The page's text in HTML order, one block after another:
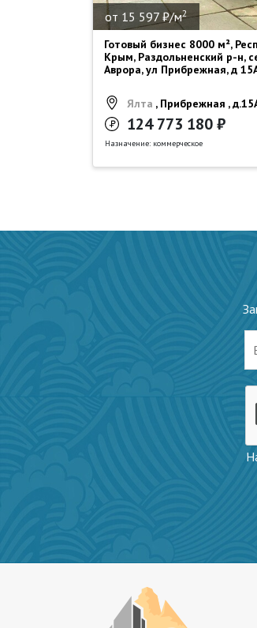
от 15 597 ₽/м2
Готовый бизнес 8000 м², Респ
Крым, Раздольненский р-н,
Аврора, ул Прибрежная, д
Ялта , Прибрежная ,
124 773 180 ₽
Назначение: коммерческое